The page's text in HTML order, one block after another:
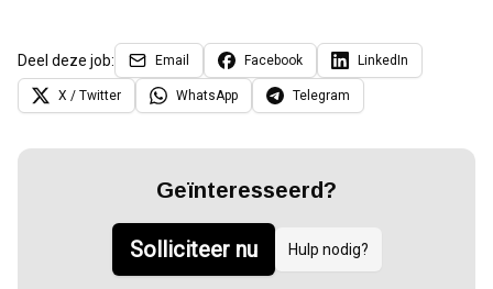
Deel deze job: Email Facebook LinkedIn
X / Twitter WhatsApp Telegram
Geïnteresseerd?
Solliciteer nu Hulp nodig?